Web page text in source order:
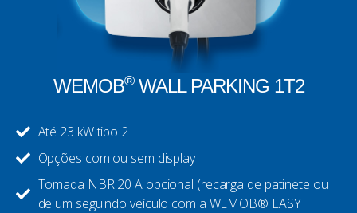
WEMOB®WALL PARKING 1T2
Até 23 kW tipo 2
Opções com ou sem display
Tomada NBR 20 A opcional (recarga de patinete ou
de um seguindo veículo com a WEMOB® EASY